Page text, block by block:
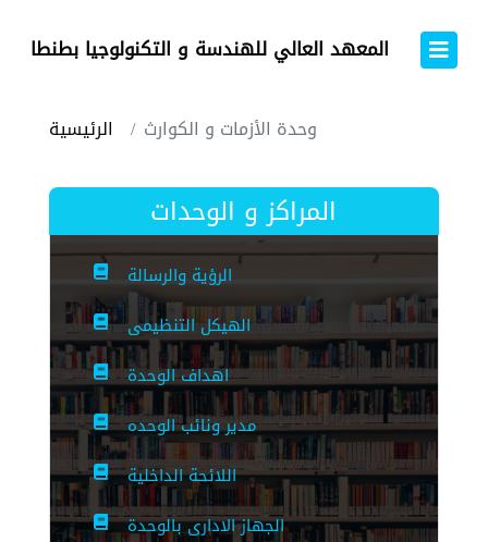
المعهد العالي للهندسة و التكنولوجيا بطنطا
الرئيسية وحدة الأزمات و الكوارث
المراكز و الوحدات
الرؤية والرسالة
الهيكل التنظيمى
اهداف الوحدة
مدير ونائب الوحده
اللائحة الداخلية
الجهاز الادارى بالوحدة